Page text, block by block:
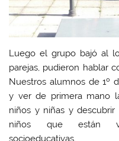
Luego el grupo bajó al
parejas, pudieron hablar
Nuestros alumnos de 1º
y ver de primera mano
niños y niñas y
niños que están
socioeducativas.